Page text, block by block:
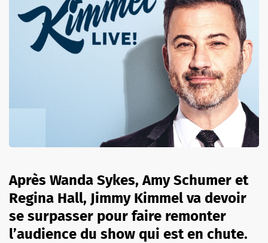
Après Wanda Sykes, Amy Schumer et
Regina Hall, Jimmy Kimmel va devoir
se surpasser pour faire remonter
l’audience du show qui est en chute.